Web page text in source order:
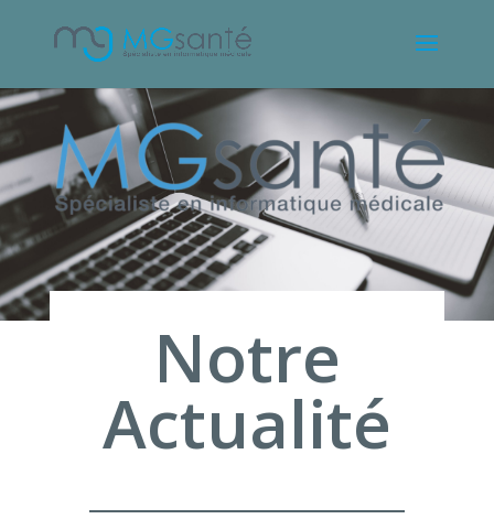
Notre
Actualité